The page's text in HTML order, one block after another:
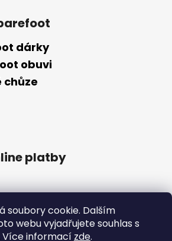
soubory cookie. Dalším
webu vyjadřujete souhlas s
Více informací zde.
dárky
obuvi
chůze
platby